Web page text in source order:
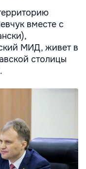
вместе с
МИД, живет в
столицы